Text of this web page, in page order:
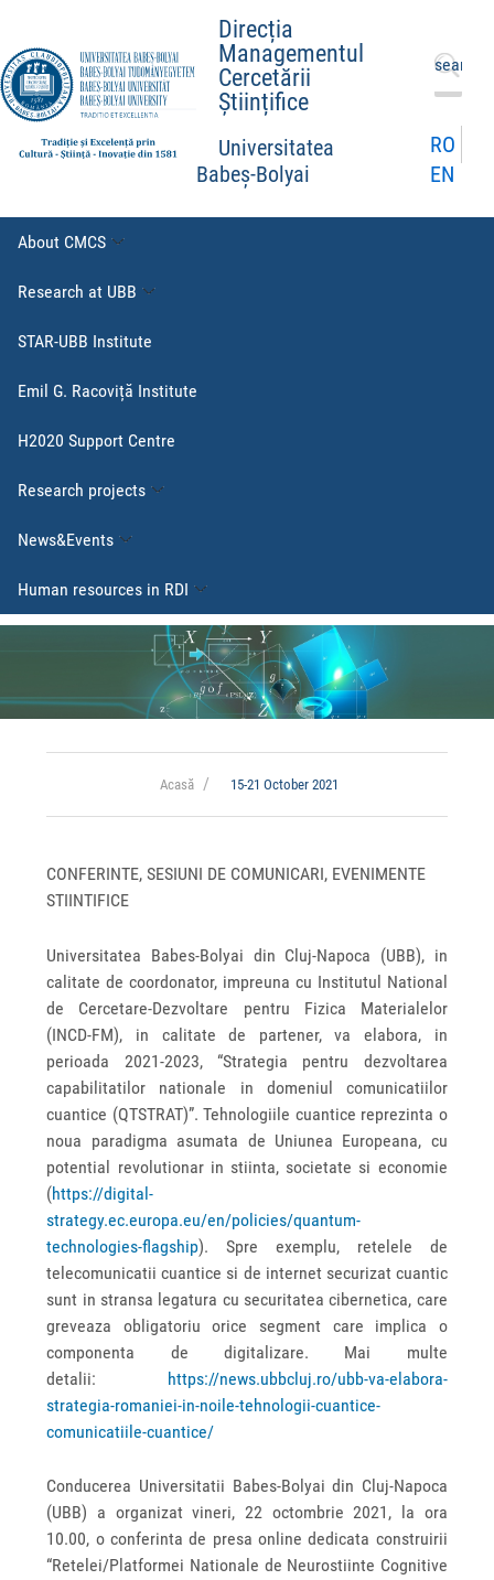
Direcția
Managementul
Cercetării
Științifice
Universitatea
Babeș-Bolyai
Search
for:
RO
EN
About CMCS
Research at UBB
STAR-UBB Institute
Emil G. Racoviță Institute
H2020 Support Centre
Research projects
News&Events
Human resources in RDI
Acasă 15-21 October 2021
CONFERINTE, SESIUNI DE COMUNICARI, EVENIMENTE
STIINTIFICE
Universitatea Babes-Bolyai din Cluj-Napoca (UBB), in
calitate de coordonator, impreuna cu Institutul National
de Cercetare-Dezvoltare pentru Fizica Materialelor
(INCD-FM), in calitate de partener, va elabora, in
perioada 2021-2023, “Strategia pentru dezvoltarea
capabilitatilor nationale in domeniul comunicatiilor
cuantice (QTSTRAT)”. Tehnologiile cuantice reprezinta o
noua paradigma asumata de Uniunea Europeana, cu
potential revolutionar in stiinta, societate si economie
(https://digital-
strategy.ec.europa.eu/en/policies/quantum-
technologies-flagship). Spre exemplu, retelele de
telecomunicatii cuantice si de internet securizat cuantic
sunt in stransa legatura cu securitatea cibernetica, care
greveaza obligatoriu orice segment care implica o
componenta de digitalizare. Mai multe
detalii: https://news.ubbcluj.ro/ubb-va-elabora-
strategia-romaniei-in-noile-tehnologii-cuantice-
comunicatiile-cuantice/
Conducerea Universitatii Babes-Bolyai din Cluj-Napoca
(UBB) a organizat vineri, 22 octombrie 2021, la ora
10.00, o conferinta de presa online dedicata construirii
“Retelei/Platformei Nationale de Neurostiinte Cognitive